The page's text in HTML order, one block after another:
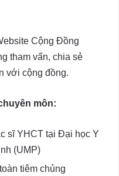
Cộng Đồng
tham vấn, chia sẻ
với cộng đồng.
môn:
sĩ YHCT tại Đại học Y
(UMP)
tiêm chủng